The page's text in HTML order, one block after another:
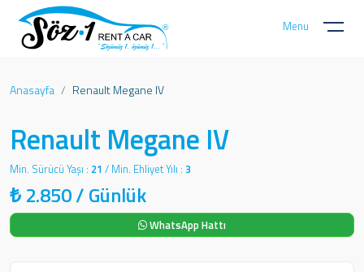
Menu
Anasayfa Renault Megane IV
Renault Megane IV
Min. Sürücü Yaşı : 21 / Min. Ehliyet Yılı : 3
₺2.850/ Günlük
WhatsApp Hattı